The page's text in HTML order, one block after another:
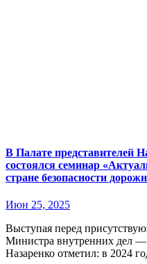
В Палате представителей
состоялся семинар
стране безопасности
Июн 25, 2025
Выступая перед присутствующими, первый заместитель
Министра внутренних дел
Назаренко отметил: в 2024